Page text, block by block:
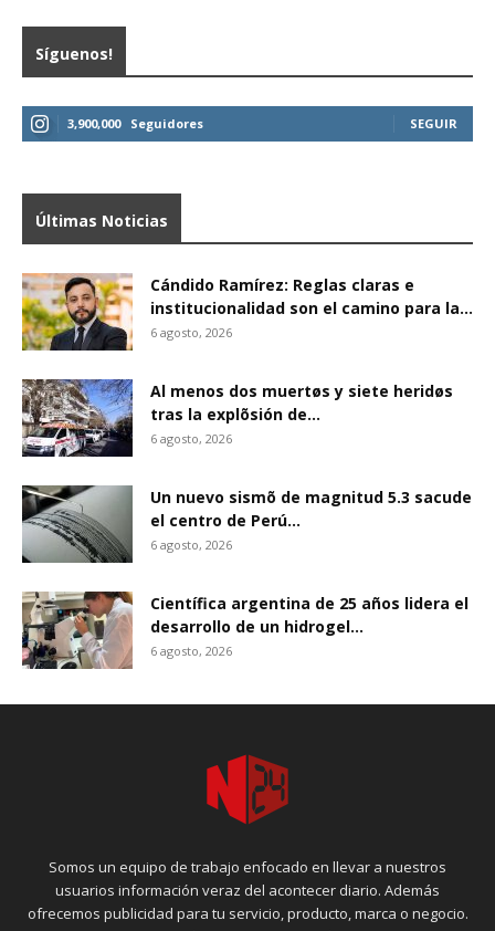
Síguenos!
3,900,000 Seguidores SEGUIR
Últimas Noticias
Cándido Ramírez: Reglas claras e
institucionalidad son el camino para la...
6 agosto, 2026
Al menos dos muertøs y siete heridøs
tras la explõsión de...
6 agosto, 2026
Un nuevo sismõ de magnitud 5.3 sacude
el centro de Perú...
6 agosto, 2026
Científica argentina de 25 años lidera el
desarrollo de un hidrogel...
6 agosto, 2026
Somos un equipo de trabajo enfocado en llevar a nuestros
usuarios información veraz del acontecer diario. Además
ofrecemos publicidad para tu servicio, producto, marca o negocio.